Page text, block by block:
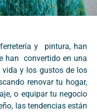
y pintura, han
han convertido en una
vida y los gustos de los
renovar tu hogar,
o equipar tu negocio
las tendencias están